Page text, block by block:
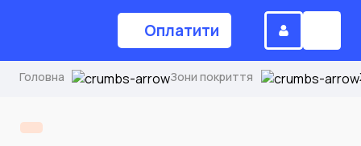
Оплатити
Головна Зони покриття